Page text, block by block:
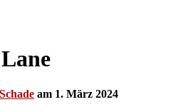
am 1. März 2024